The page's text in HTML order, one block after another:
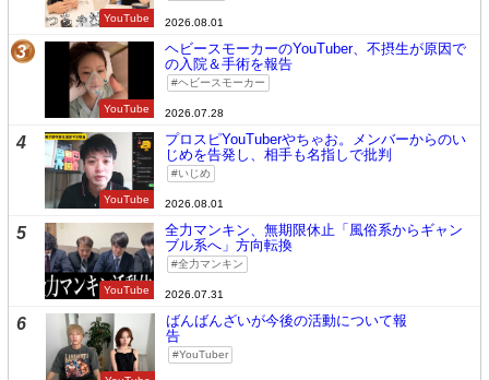
YouTube 2026.08.01
3
YouTube
ヘビースモーカーのYouTuber、不摂生が原因で
の入院＆手術を報告
ヘビースモーカー
2026.07.28
4
YouTube
プロスピYouTuberやちゃお。メンバーからのい
じめを告発し、相手も名指しで批判
いじめ
2026.08.01
5
YouTube
全力マンキン、無期限休止「風俗系からギャン
ブル系へ」方向転換
全力マンキン
2026.07.31
6
ばんばんざいが今後の活動について報
告
YouTuber